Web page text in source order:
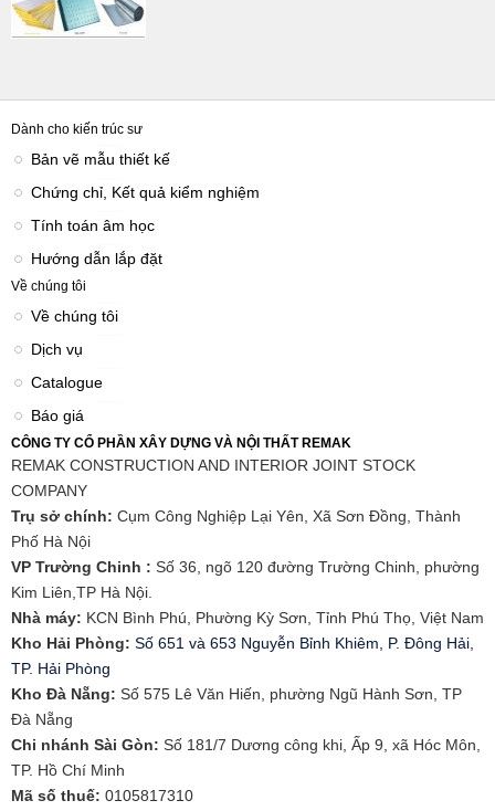
Dành cho kiến trúc sư
Bản vẽ mẫu thiết kế
Chứng chỉ, Kết quả kiểm nghiệm
Tính toán âm học
Hướng dẫn lắp đặt
Về chúng tôi
Về chúng tôi
Dịch vụ
Catalogue
Báo giá
CÔNG TY CỔ PHẦN XÂY DỰNG VÀ NỘI THẤT REMAK
REMAK CONSTRUCTION AND INTERIOR JOINT STOCK
COMPANY
Trụ sở chính: Cụm Công Nghiệp Lại Yên, Xã Sơn Đồng, Thành
Phố Hà Nội
VP Trường Chinh : Số 36, ngõ 120 đường Trường Chinh, phường
Kim Liên,TP Hà Nội.
Nhà máy: KCN Bình Phú, Phường Kỳ Sơn, Tỉnh Phú Thọ, Việt Nam
Kho Hải Phòng: Số 651 và 653 Nguyễn Bỉnh Khiêm, P. Đông Hải,
TP. Hải Phòng
​Kho Đà Nẵng: Số 575 Lê Văn Hiến, phường Ngũ Hành Sơn, TP
Đà Nẵng
Chi nhánh Sài Gòn: Số 181/7 Dương công khi, Ấp 9, xã Hóc Môn,
TP. Hồ Chí Minh
Mã số thuế: 0105817310​